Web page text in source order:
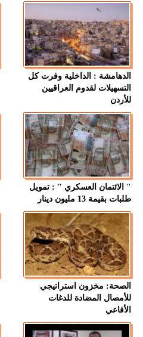
الدهامشة : الداخلية وفرت كل
التسهيلات لقدوم العراقيين
للأردن
" الائتمان العسكري " : تمويل
طلبات بقيمة 13 مليون دينار
الصحة: مخزون استراتيجي
للأمصال المضادة للدغات
الأفاعي